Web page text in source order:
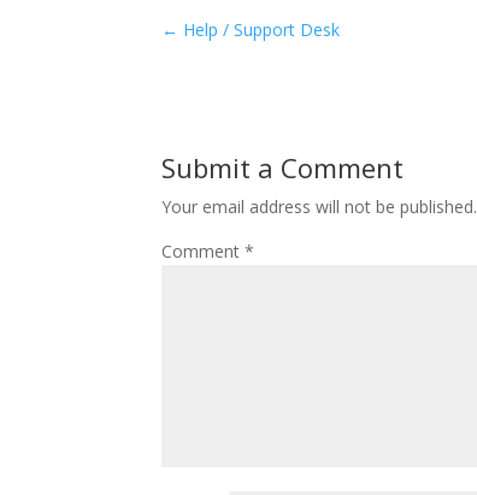
← Help / Support Desk
Submit a Comment
Your email address will not be published.
Comment*